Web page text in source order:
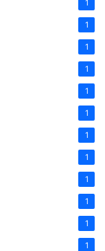
1
1
1
1
1
1
1
1
1
1
1
1